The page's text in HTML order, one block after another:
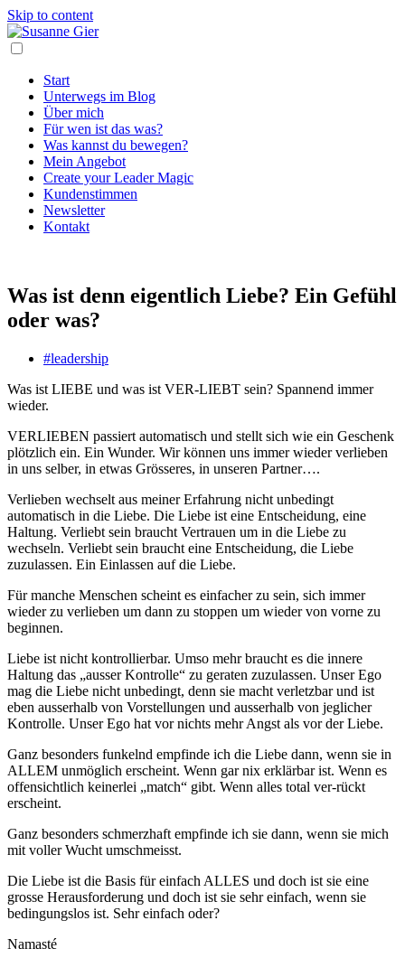
Skip to content
Start
Unterwegs im Blog
Über mich
Für wen ist das was?
Was kannst du bewegen?
Mein Angebot
Create your Leader Magic
Kundenstimmen
Newsletter
Kontakt
Was ist denn eigentlich Liebe? Ein Gefühl
oder was?
#leadership
Was ist LIEBE und was ist VER-LIEBT sein? Spannend immer
wieder.
VERLIEBEN passiert automatisch und stellt sich wie ein Geschenk
plötzlich ein. Ein Wunder. Wir können uns immer wieder verlieben
in uns selber, in etwas Grösseres, in unseren Partner….
Verlieben wechselt aus meiner Erfahrung nicht unbedingt
automatisch in die Liebe. Die Liebe ist eine Entscheidung, eine
Haltung. Verliebt sein braucht Vertrauen um in die Liebe zu
wechseln. Verliebt sein braucht eine Entscheidung, die Liebe
zuzulassen. Ein Einlassen auf die Liebe.
Für manche Menschen scheint es einfacher zu sein, sich immer
wieder zu verlieben um dann zu stoppen um wieder von vorne zu
beginnen.
Liebe ist nicht kontrollierbar. Umso mehr braucht es die innere
Haltung das „ausser Kontrolle“ zu geraten zuzulassen. Unser Ego
mag die Liebe nicht unbedingt, denn sie macht verletzbar und ist
eben ausserhalb von Vorstellungen und ausserhalb von jeglicher
Kontrolle. Unser Ego hat vor nichts mehr Angst als vor der Liebe.
Ganz besonders funkelnd empfinde ich die Liebe dann, wenn sie in
ALLEM unmöglich erscheint. Wenn gar nix erklärbar ist. Wenn es
offensichtlich keinerlei „match“ gibt. Wenn alles total ver-rückt
erscheint.
Ganz besonders schmerzhaft empfinde ich sie dann, wenn sie mich
mit voller Wucht umschmeisst.
Die Liebe ist die Basis für einfach ALLES und doch ist sie eine
grosse Herausforderung und doch ist sie sehr einfach, wenn sie
bedingungslos ist. Sehr einfach oder?
Namasté